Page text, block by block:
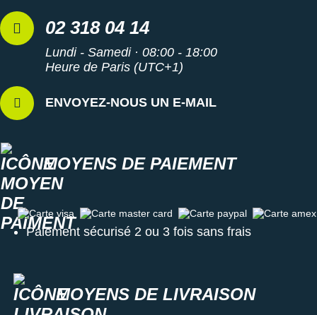
02 318 04 14
Lundi - Samedi · 08:00 - 18:00
Heure de Paris (UTC+1)
ENVOYEZ-NOUS UN E-MAIL
MOYENS DE PAIEMENT
Carte visa Carte master card Carte paypal Carte amex
Paiement sécurisé 2 ou 3 fois sans frais
MOYENS DE LIVRAISON